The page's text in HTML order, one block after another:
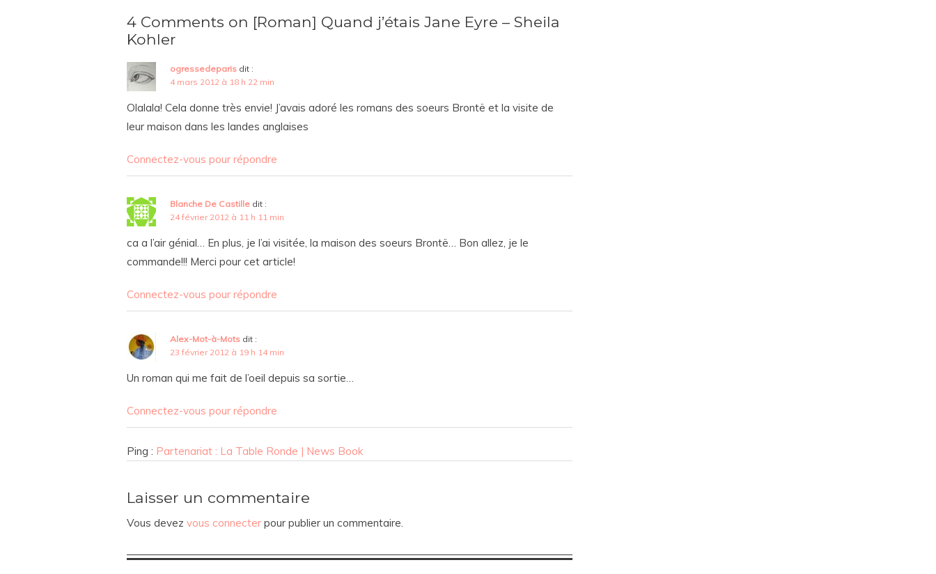
4 Comments on [Roman] Quand j’étais Jane Eyre – Sheila
Kohler
ogressedeparis dit :
4 mars 2012 à 18 h 22 min
Olalala! Cela donne très envie! J’avais adoré les romans des soeurs Brontë et la visite de
leur maison dans les landes anglaises
Connectez-vous pour répondre
Blanche De Castille dit :
24 février 2012 à 11 h 11 min
ca a l’air génial… En plus, je l’ai visitée, la maison des soeurs Brontë… Bon allez, je le
commande!!! Merci pour cet article!
Connectez-vous pour répondre
Alex-Mot-à-Mots dit :
23 février 2012 à 19 h 14 min
Un roman qui me fait de l’oeil depuis sa sortie…
Connectez-vous pour répondre
Ping : Partenariat : La Table Ronde | News Book
Laisser un commentaire
Vous devez vous connecter pour publier un commentaire.